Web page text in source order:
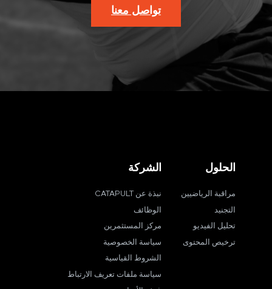
تواصل معنا
الحلول
مراقبة الرياضيين
التجنيد
تحليل الفيديو
ترخيص المحتوى
الشركة
نبذة عن CATAPULT
الوظائف
مركز المستثمرين
سياسة الخصوصية
الشروط القياسية
سياسة ملفات تعريف الارتباط